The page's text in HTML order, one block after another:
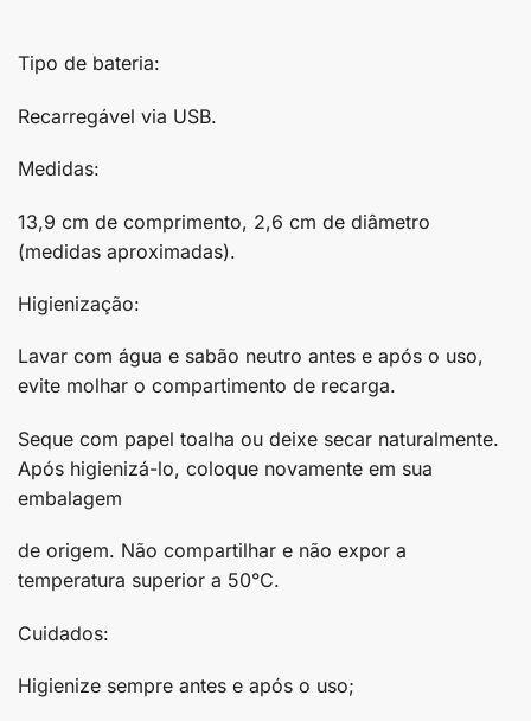
Tipo de bateria:
Recarregável via USB.
Medidas:
13,9 cm de comprimento, 2,6 cm de diâmetro
(medidas aproximadas).
Higienização:
Lavar com água e sabão neutro antes e após o uso,
evite molhar o compartimento de recarga.
Seque com papel toalha ou deixe secar naturalmente.
Após higienizá-lo, coloque novamente em sua
embalagem
de origem. Não compartilhar e não expor a
temperatura superior a 50°C.
Cuidados:
Higienize sempre antes e após o uso;